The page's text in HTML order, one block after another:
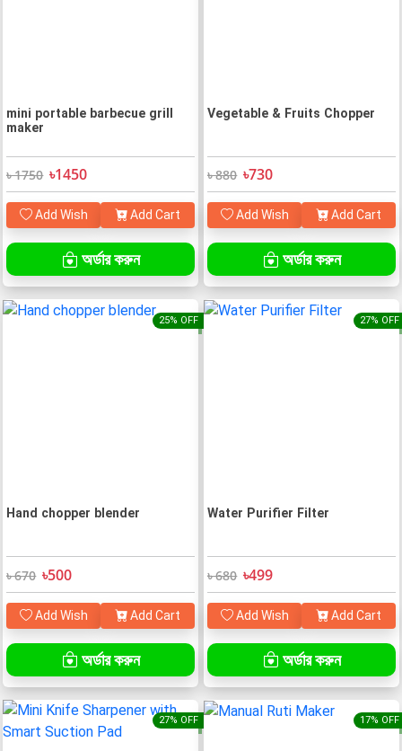
mini portable barbecue grill
maker
৳ 1750 ৳1450
Add Wish Add Cart
অর্ডার করুন
Vegetable & Fruits Chopper
৳ 880 ৳730
Add Wish Add Cart
অর্ডার করুন
25% OFF
Hand chopper blender
৳ 670 ৳500
Add Wish Add Cart
অর্ডার করুন
27% OFF
Water Purifier Filter
৳ 680 ৳499
Add Wish Add Cart
অর্ডার করুন
27% OFF 17% OFF